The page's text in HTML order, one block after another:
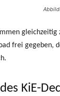
gleichzeitig
frei gegeben,
KiE-